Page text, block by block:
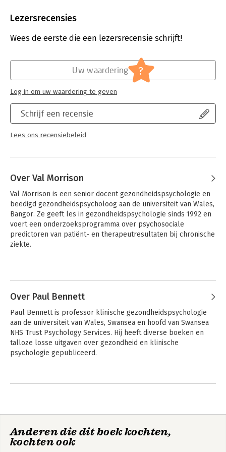
Doelgroep
Gezondheidspsychologie is geschreven voor studenten
toegepaste psychologie, verpleegkunde, fysiotherapie en
Uitgever:
Verschijningsdatum:
6-1-2025
Lezersrecensies
Wees de eerste die een lezersrecensie schrijft!
Schrijf een recensie
Lees ons recensiebeleid
Uw waardering ?
Log in om uw waardering te geven
Over Val Morrison
Val Morrison is een senior docent gezondheidspsychologie en
beëdigd gezondheidspsycholoog aan de universiteit van Wales,
Bangor. Ze geeft les in gezondheidspsychologie sinds 1992 en
voert een onderzoeksprogramma over psychosociale
predictoren van patiënt- en therapeutresultaten bij chronische
ziekte.
Over Paul Bennett
Paul Bennett is professor klinische gezondheidspsychologie
aan de universiteit van Wales, Swansea en hoofd van Swansea
NHS Trust Psychology Services. Hij heeft diverse boeken en
talloze losse uitgaven over gezondheid en klinische
psychologie gepubliceerd.
Andere boeken door Paul Bennett
Anderen die dit boek kochten,
kochten ook